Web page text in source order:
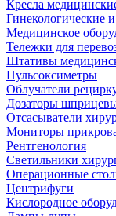
Кресла
Гинекологические
Медицинское
Тележки для
Штативы
Пульсоксиметры
Облучатели
Дозаторы
Отсасыватели
Мониторы
Рентгенология
Светильники
Операционные
Центрифуги
Кислородное